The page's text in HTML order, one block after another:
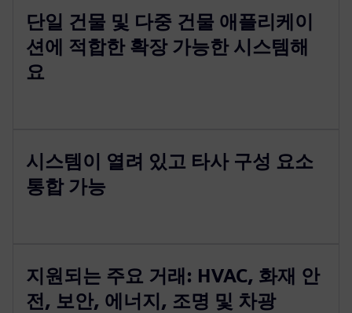
단일 건물 및 다중 건물 애플리케이
션에 적합한 확장 가능한 시스템해
요
시스템이 열려 있고 타사 구성 요소
통합 가능
지원되는 주요 거래: HVAC, 화재 안
전, 보안, 에너지, 조명 및 차광